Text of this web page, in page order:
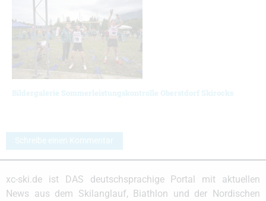
Bildergalerie Sommerleistungskontrolle Oberstdorf Skirocks
Schreibe einen Kommentar
xc-ski.de ist DAS deutschsprachige Portal mit aktuellen
News aus dem Skilanglauf, Biathlon und der Nordischen